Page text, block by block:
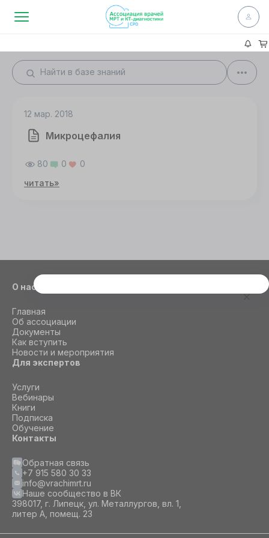
12 мар. 2018
Микроцефалия
80 0
0
читать»
О нас
Главная
Об ассоциации
Документы
Как вступить
Новости и мероприятия
Для экспертов
Услуги
Вебинары
Книги
Подписка
Обучение
Контакты
Обратная связь
+7 915 580 30 33
info@vrachimrt.ru
Наше сообщество в ВК
398017, г. Липецк, ул. Металлургов, вл. 1,
литер А, помещ. 23
Этот сайт использует cookie
Для корректной работы данного сайта
необходимы файлы cookie
СОГЛАСИЕ ПОДРОБНОСТИ